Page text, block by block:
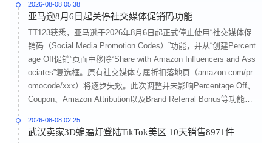
原创内容提供合规处理路径，同时帮助原创创作者维护内容权
益。随着东南亚内容电商持续发展，该功能也有助于平台进一步
明确内容使用规则和版权边界。
2026-08-08 05:38
亚马逊8月6日起关停社交媒体促销码功能
TT123获悉，亚马逊于2026年8月6日起正式停止使用“社交媒体促
销码（Social Media Promotion Codes）”功能，并从“创建Percent
age Off促销”页面中移除“Share with Amazon Influencers and Ass
ociates”复选框。原有社交媒体专属折扣落地页（amazon.com/pr
omocode/xxx）将逐步失效。此次调整并未影响Percentage Off、
Coupon、Amazon Attribution以及Brand Referral Bonus等功能，
外推广链路。
2026-08-08 02:25
武汉卖家3D蝙蝠灯登陆TikTok美区 10天销售8971件